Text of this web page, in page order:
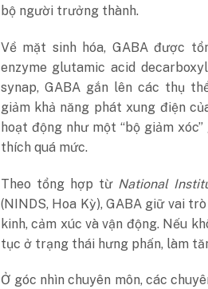
bộ người trưởng thành.
Về mặt sinh hóa, GABA được
enzyme glutamic acid
synap, GABA gắn lên các thụ
giảm khả năng phát xung điện
hoạt động như một “bộ giảm
thích quá mức.
Theo tổng hợp từ National
(NINDS, Hoa Kỳ), GABA giữ vai
kinh, cảm xúc và vận động. Nếu
tục ở trạng thái hưng phấn, làm
Ở góc nhìn chuyên môn, các